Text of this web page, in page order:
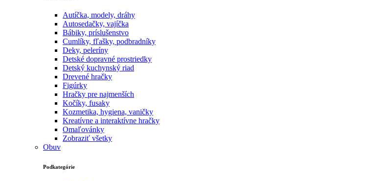
Autíčka, modely, dráhy
Autosedačky, vajíčka
Bábiky, príslušenstvo
Cumlíky, fľašky, podbradníky
Deky, peleríny
Detské dopravné prostriedky
Detský kuchynský riad
Drevené hračky
Figúrky
Hračky pre najmenších
Kočíky, fusaky
Kozmetika, hygiena, vaničky
Kreatívne a interaktívne hračky
Omaľovánky
Zobraziť všetky
Obuv
Podkategórie